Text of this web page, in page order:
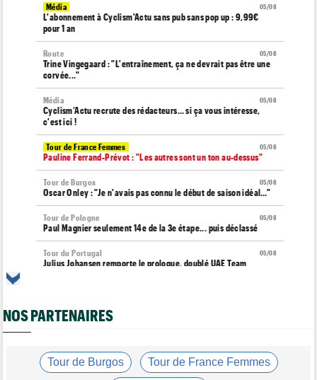
05/08
Média
L'abonnement à Cyclism'Actu sans pub sans pop up : 9,99€
pour 1 an
05/08
Route
Trine Vingegaard : "L'entraînement, ça ne devrait pas être une
corvée..."
05/08
Média
Cyclism’Actu recrute des rédacteurs… si ça vous intéresse,
c'est ici !
05/08
Tour de France Femmes
Pauline Ferrand-Prévot : "Les autres sont un ton au-dessus"
05/08
Tour de Burgos
Oscar Onley : "Je n'avais pas connu le début de saison idéal…"
05/08
Tour de Pologne
Paul Magnier seulement 14e de la 3e étape... puis déclassé
05/08
Tour du Portugal
Julius Johansen remporte le prologue, doublé UAE Team
Marlen Reusser : "C'était différent du Mont Ventoux..."
WorldTour
NOS PARTENAIRES
Tour de Burgos Tour de France Femmes